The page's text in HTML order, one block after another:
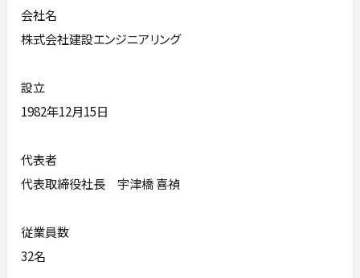
会社名
株式会社建設エンジニアリング
設立
1982年12月15日
代表者
代表取締役社長 宇津橋 喜禎
従業員数
32名